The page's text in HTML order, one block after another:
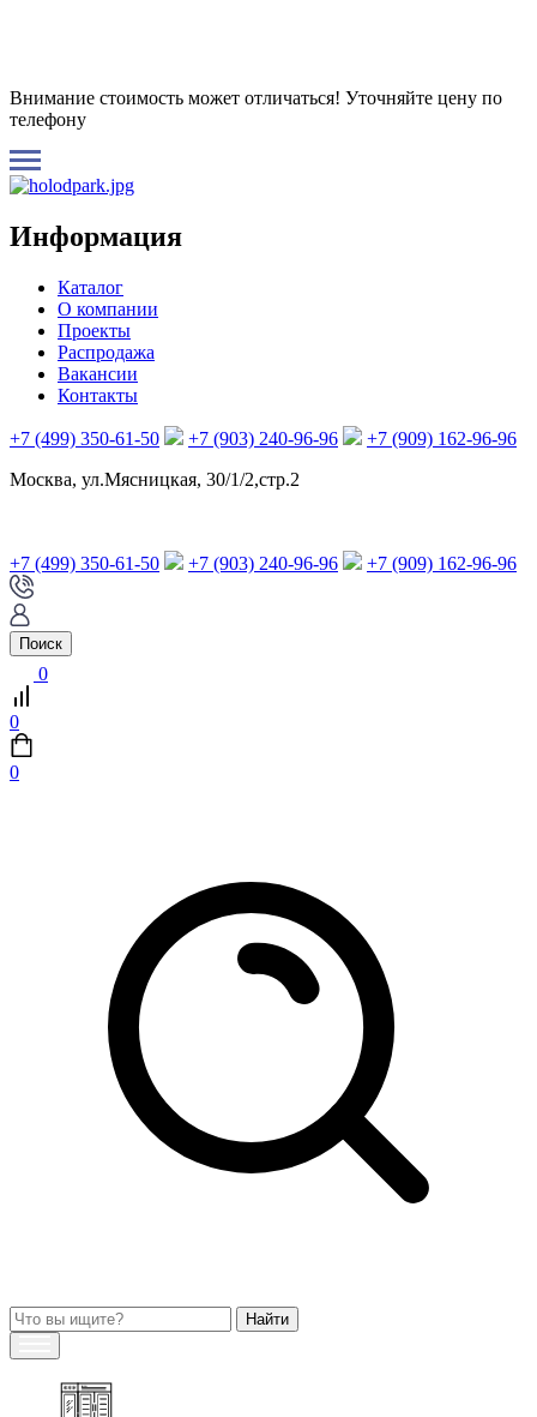
Внимание стоимость может отличаться! Уточняйте цену по
телефону
Информация
Каталог
О компании
Проекты
Распродажа
Вакансии
Контакты
+7 (499) 350-61-50 +7 (903) 240-96-96
+7 (909) 162-96-96
Москва, ул.Мясницкая, 30/1/2,стр.2
+7 (499) 350-61-50 +7 (903) 240-96-96 +7 (909) 162-96-96
Поиск
0
0
0